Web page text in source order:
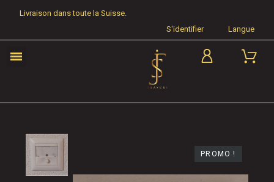
Livraison dans toute la Suisse.
S'identifier
Langue
PROMO !